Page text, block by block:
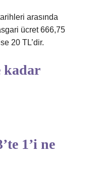
​​arasında
ücret 666,75
20 TL’dir.
kadar
1’i ne